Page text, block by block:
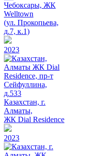
Чебоксары, ЖК
Welltown
(ул. Прокопьева,
д.7, к.1)
2023
Казахстан, г.
Алматы,
ЖК Dial Residence
2023